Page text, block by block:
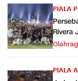
PIALA
Rivera
PIALA